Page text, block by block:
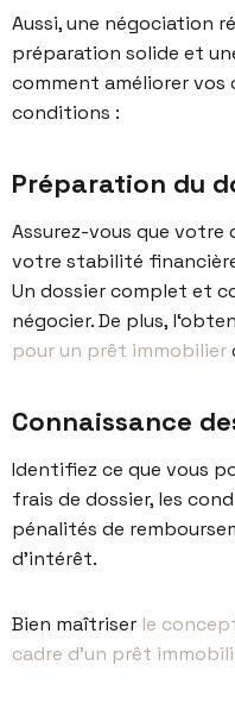
Aussi, une négociation
préparation solide et
comment améliorer vos
conditions :
Préparation du
Assurez-vous que
votre stabilité
Un dossier complet et
négocier. De plus, l
pour un prêt immobilier
Connaissance
Identifiez ce que vous
frais de dossier, les
pénalités de
d’intérêt.
Bien maîtriser le
cadre d’un prêt